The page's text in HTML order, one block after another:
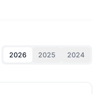
2026 2025 2024